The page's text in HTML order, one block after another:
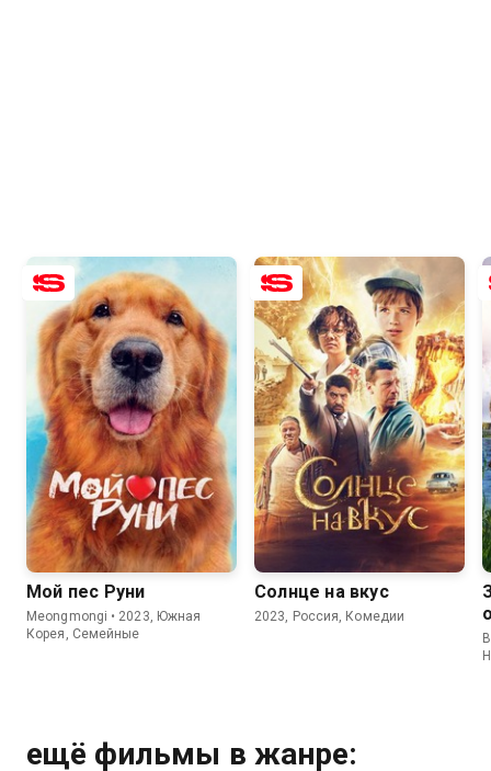
7.9 6.7
Мой пес Руни
Meongmongi • 2023, Южная
Корея, Семейные
7.1 5.9
Солнце на вкус
2023, Россия, Комедии
ещё фильмы в жанре: